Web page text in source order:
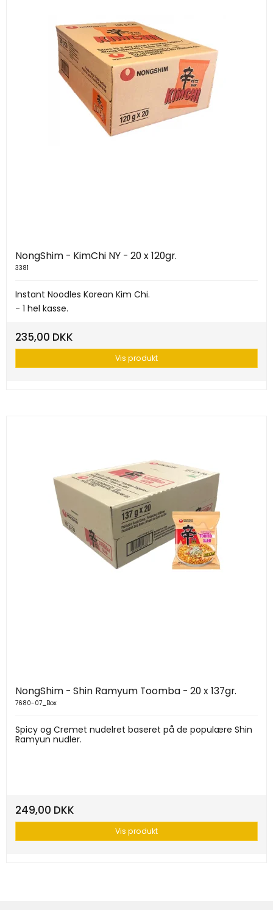
NongShim - KimChi NY - 20 x 120gr.
3381
Instant Noodles Korean Kim Chi.
- 1 hel kasse.
235,00 DKK
Vis produkt
NongShim - Shin Ramyum Toomba - 20 x 137gr.
7680-07_Box
Spicy og Cremet nudelret baseret på de populære Shin
Ramyun nudler.
249,00 DKK
Vis produkt